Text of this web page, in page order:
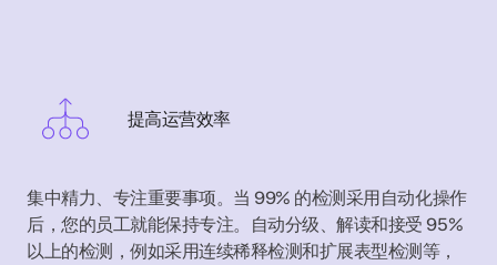
提高运营效率
集中精力、专注重要事项。当 99% 的检测采用自动化操作
后，您的员工就能保持专注。自动分级、解读和接受 95%
以上的检测，例如采用连续稀释检测和扩展表型检测等，